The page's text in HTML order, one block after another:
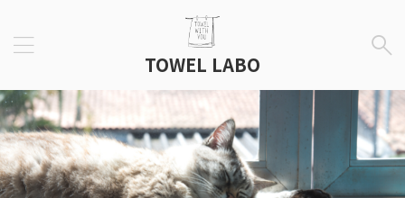
TOWEL LABO